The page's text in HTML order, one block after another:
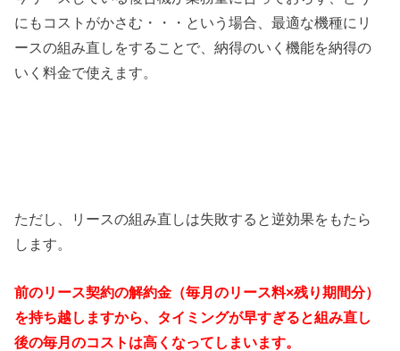
にもコストがかさむ・・・という場合、最適な機種にリ
ースの組み直しをすることで、納得のいく機能を納得の
いく料金で使えます。
ただし、リースの組み直しは失敗すると逆効果をもたら
します。
前のリース契約の解約金（毎月のリース料×残り期間分）
を持ち越しますから、タイミングが早すぎると組み直し
後の毎月のコストは高くなってしまいます。